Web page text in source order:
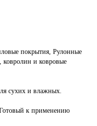
покрытия, Рулонные
и ковровые
сухих и влажных.
Готовый к применению